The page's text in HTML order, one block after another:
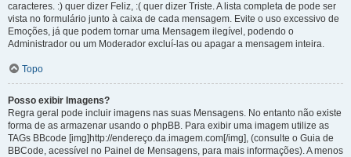
caracteres. :) quer dizer Feliz, :( quer dizer Triste. A lista completa de pode ser
vista no formulário junto à caixa de cada mensagem. Evite o uso excessivo de
Emoções, já que podem tornar uma Mensagem ilegível, podendo o
Administrador ou um Moderador excluí-las ou apagar a mensagem inteira.
Topo
Posso exibir Imagens?
Regra geral pode incluir imagens nas suas Mensagens. No entanto não existe
forma de as armazenar usando o phpBB. Para exibir uma imagem utilize as
TAGs BBcode [img]http://endereço.da.imagem.com[/img], (consulte o Guia de
BBCode, acessível no Painel de Mensagens, para mais informações). A menos